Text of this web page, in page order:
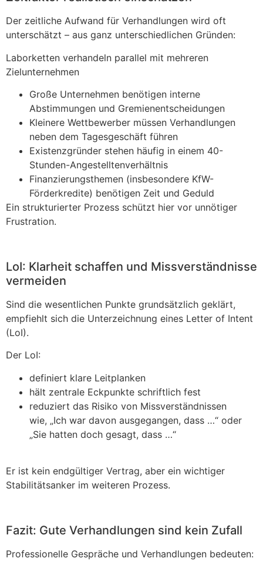
Der zeitliche Aufwand für Verhandlungen wird oft
unterschätzt – aus ganz unterschiedlichen Gründen:
Laborketten verhandeln parallel mit mehreren
Zielunternehmen
Große Unternehmen benötigen interne
Abstimmungen und Gremienentscheidungen
Kleinere Wettbewerber müssen Verhandlungen
neben dem Tagesgeschäft führen
Existenzgründer stehen häufig in einem 40-
Stunden-Angestelltenverhältnis
Finanzierungsthemen (insbesondere KfW-
Förderkredite) benötigen Zeit und Geduld
Ein strukturierter Prozess schützt hier vor unnötiger
Frustration.
LoI: Klarheit schaffen und Missverständnisse
vermeiden
Sind die wesentlichen Punkte grundsätzlich geklärt,
empfiehlt sich die Unterzeichnung eines Letter of Intent
(LoI).
Der LoI:
definiert klare Leitplanken
hält zentrale Eckpunkte schriftlich fest
reduziert das Risiko von Missverständnissen
wie, „Ich war davon ausgegangen, dass …“ oder
„Sie hatten doch gesagt, dass …“
Er ist kein endgültiger Vertrag, aber ein wichtiger
Stabilitätsanker im weiteren Prozess.
Fazit: Gute Verhandlungen sind kein Zufall
Professionelle Gespräche und Verhandlungen bedeuten: